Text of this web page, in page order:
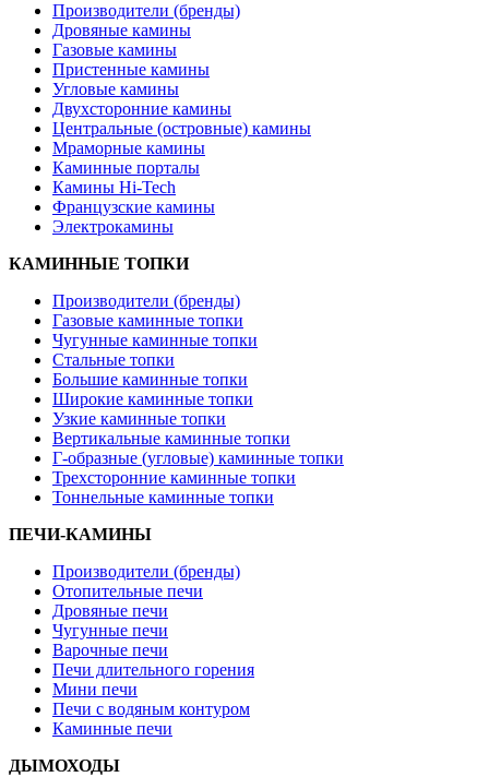
Производители (бренды)
Дровяные камины
Газовые камины
Пристенные камины
Угловые камины
Двухсторонние камины
Центральные (островные) камины
Мраморные камины
Каминные порталы
Камины Hi-Tech
Французские камины
Электрокамины
КАМИННЫЕ ТОПКИ
Производители (бренды)
Газовые каминные топки
Чугунные каминные топки
Стальные топки
Большие каминные топки
Широкие каминные топки
Узкие каминные топки
Вертикальные каминные топки
Г-образные (угловые) каминные топки
Трехсторонние каминные топки
Тоннельные каминные топки
ПЕЧИ-КАМИНЫ
Производители (бренды)
Отопительные печи
Дровяные печи
Чугунные печи
Варочные печи
Печи длительного горения
Мини печи
Печи с водяным контуром
Каминные печи
ДЫМОХОДЫ